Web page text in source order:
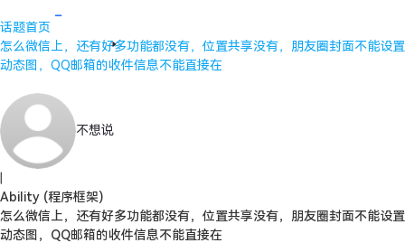
话题首页
怎么微信上，还有好多功能都没有，位置共享没有，朋友圈封面不能设置
动态图，QQ邮箱的收件信息不能直接在
不想说
Ability (程序框架)
怎么微信上，还有好多功能都没有，位置共享没有，朋友圈封面不能设置
动态图，QQ邮箱的收件信息不能直接在